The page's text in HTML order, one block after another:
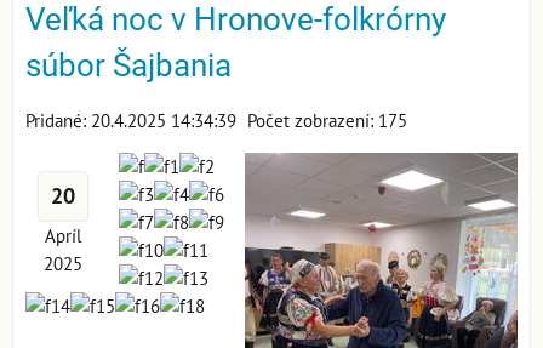
Veľká noc v Hronove-folkrórny
súbor Šajbania
Pridané: 20.4.2025 14:34:39 Počet zobrazení: 175
20
Apríl
2025